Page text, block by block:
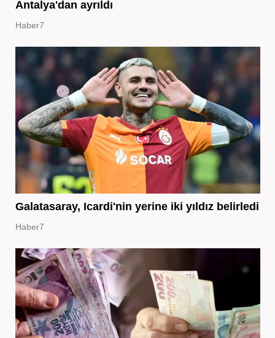
Antalya'dan ayrıldı
Haber7
Galatasaray, Icardi'nin yerine iki yıldız belirledi
Haber7